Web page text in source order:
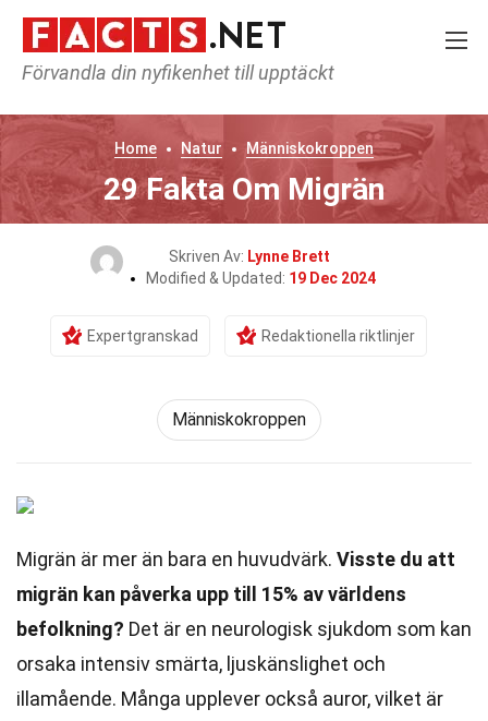
Förvandla din nyfikenhet till upptäckt
Home Natur Människokroppen
29 Fakta Om Migrän
Skriven Av: Lynne Brett
Modified & Updated: 19 Dec 2024
Expertgranskad Redaktionella riktlinjer
Människokroppen
Migrän är mer än bara en huvudvärk. Visste du att
migrän kan påverka upp till 15% av världens
befolkning? Det är en neurologisk sjukdom som kan
orsaka intensiv smärta, ljuskänslighet och
illamående. Många upplever också auror, vilket är